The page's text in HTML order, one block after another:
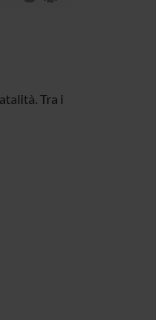
Tra i